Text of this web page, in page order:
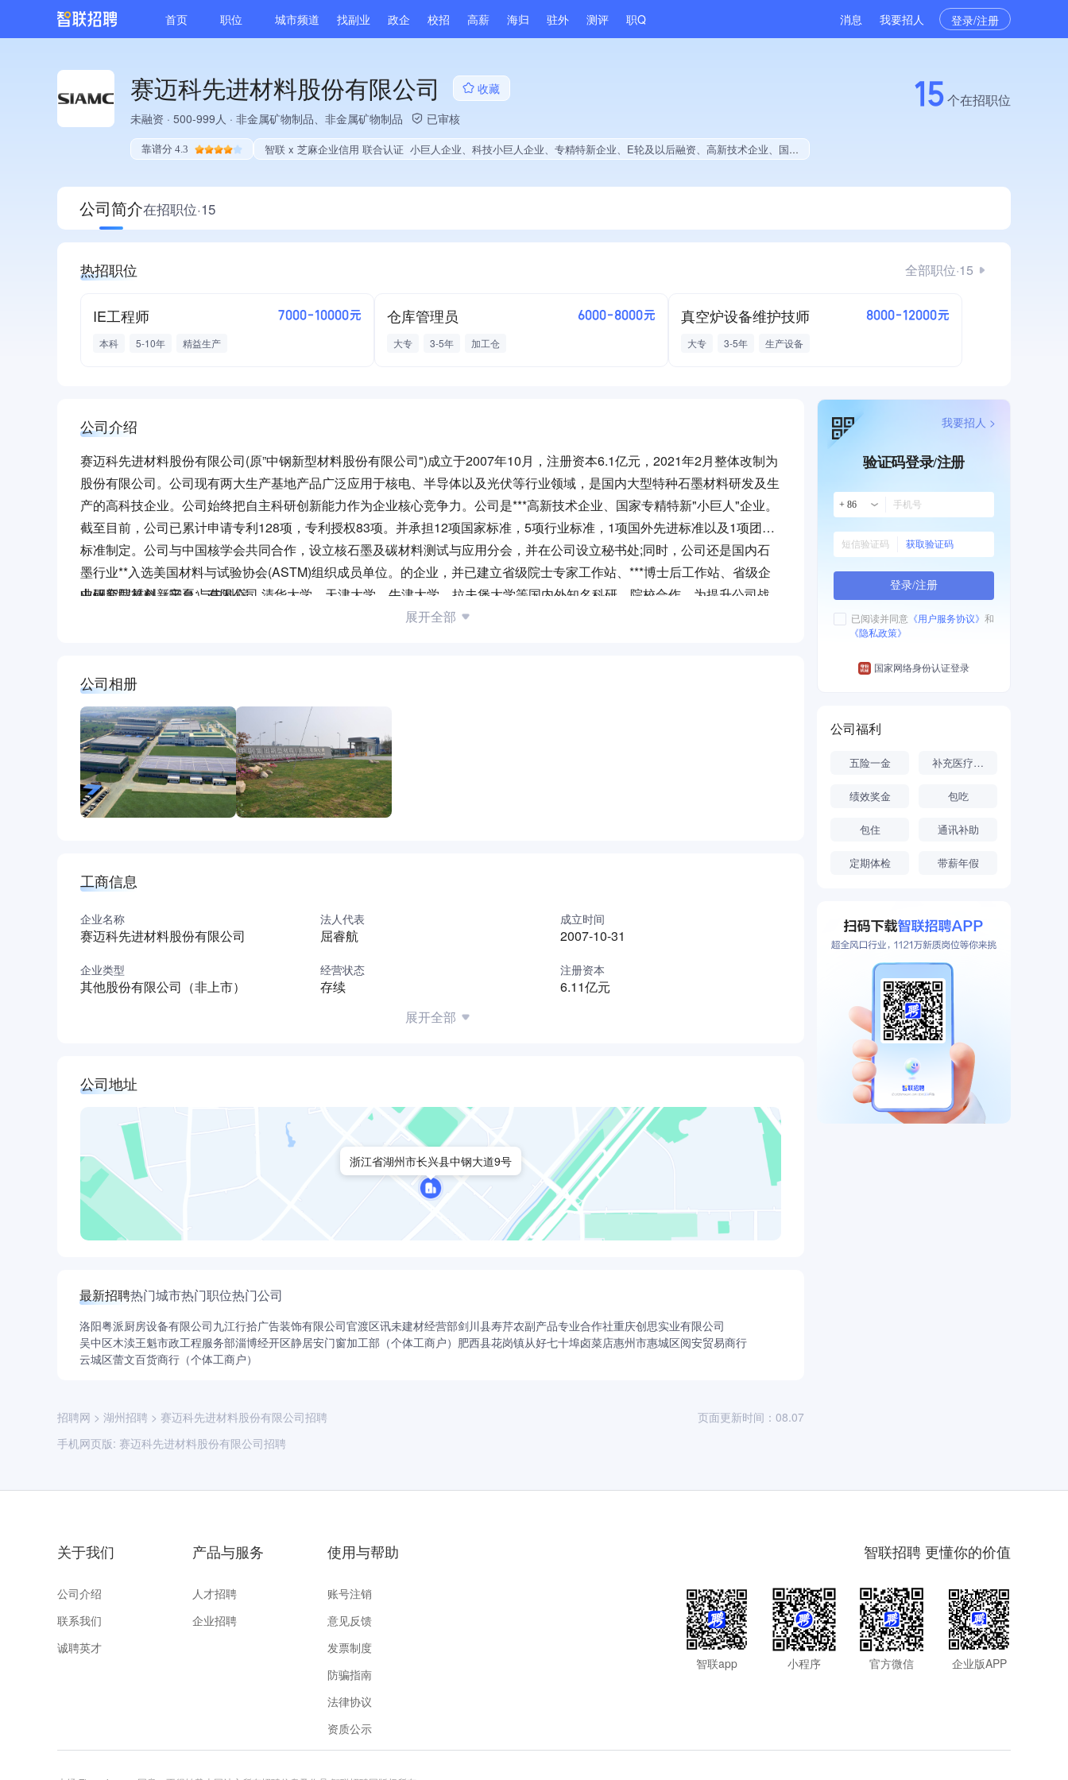
首页 职位 城市频道 找副业 政企 校招 高薪 海归 驻外 测评 职Q 消息 我要招人 登录/注册
赛迈科先进材料股份有限公司
收藏
未融资 · 500-999人 · 非金属矿物制品、非金属矿物制品 已审核
靠谱分 4.3 智联 x 芝麻企业信用 联合认证 小巨人企业、科技小巨人企业、专精特新企业、E轮及以后融资、高新技术企业、国企供应商、战略性新兴领域创新能力、市县级政府引导基金投资、绝对控股3家公司、薪资水平全省同行前20%、旗下品牌同行前15%、A级纳税人、多产业布局、拥有节能环保技术、拥有自主品牌、拥有高价值专利、专利授权量同领域前500、技术布局行业领先、拥有绿色低碳技术、经营年限全国同行前15%、权威管理体系认证、大学生就业贡献、拥有绿色资质、拥有工艺创新能力
15个在招职位
公司简介在招职位·15
热招职位 全部职位·15
IE工程师 7000-10000元
本科 5-10年 精益生产
仓库管理员 6000-8000元
大专 3-5年 加工仓
真空炉设备维护技师 8000-12000元
大专 3-5年 生产设备
公司介绍
赛迈科先进材料股份有限公司(原”中钢新型材料股份有限公司")成立于2007年10月，注册资本6.1亿元，2021年2月整体改制为
股份有限公司。公司现有两大生产基地产品广泛应用于核电、半导体以及光伏等行业领域，是国内大型特种石墨材料研发及生
产的高科技企业。公司始终把自主科研创新能力作为企业核心竞争力。公司是***高新技术企业、国家专精特新"小巨人"企业。
截至目前，公司已累计申请专利128项，专利授权83项。并承担12项国家标准，5项行业标准，1项国外先进标准以及1项团体
标准制定。公司与中国核学会共同合作，设立核石墨及碳材料测试与应用分会，并在公司设立秘书处;同时，公司还是国内石
墨行业**入选美国材料与试验协会(ASTM)组织成员单位。的企业，并已建立省级院士专家工作站、***博士后工作站、省级企
业研究院等创新平台:与中科院，清华大学，天津大学，牛津大学，拉夫堡大学等国内外知名科研。院校合作，为提升公司战
中钢新型材料（宁夏）有限公司
成后公司产品将广泛应用于光伏、半导体以及核电等重点风口行业领域，是助力国家“碳达峰、碳中和”国家战略的核心材料。
公司按照智慧、绿色的建设理念，以现代化、节能减排、循环经济的生产要求，依托宁夏回族自治区发展规划及新材料产业发
展指南等相关政策，结合市场发展，确定合理生产规模；通过工业技术与信息技术的深度融合，实现全过程数字化、智能化管
理，全面提升企业的核心竞争力，为公司具备与国际同类先进企业竞争夯实基础；凭借公司总部领先的研发实力、深厚的技术
底蕴以及精细化的管理，采用国际先进工艺技术、工艺设备，力将公司建设成为具有国际一流水准的高品质、大规格的特种石
墨材料生产基地。中钢新型材料（宁夏）有限公司
企业简介
中钢新型材料（宁夏）有限公司（以下简称“公司”）是中钢新型材料股份有限公司（以下简称“总部”）的全资子公司，成立于
公司按照智慧、绿色的建设理念，以现代化、节能减排、循环经济的生产要求，依托宁夏回族自治区发展规划及新材料产业发
理，全面提升企业的核心竞争力，为公司具备与国际同类先进企业竞争夯实基础；凭借公司总部领先的研发实力、深厚的技术
墨材料生产基地。
展开全部
公司相册
工商信息
企业名称
赛迈科先进材料股份有限公司
法人代表
屈睿航
成立时间
2007-10-31
企业类型
其他股份有限公司（非上市）
经营状态
存续
注册资本
6.11亿元
展开全部
公司地址
浙江省湖州市长兴县中钢大道9号
最新招聘热门城市热门职位热门公司
洛阳粤派厨房设备有限公司九江行拾广告装饰有限公司官渡区讯未建材经营部剑川县寿芹农副产品专业合作社重庆创思实业有限公司
吴中区木渎王魁市政工程服务部淄博经开区静居安门窗加工部（个体工商户） 肥西县花岗镇从好七十埠卤菜店惠州市惠城区阅安贸易商行
云城区蕾文百货商行（个体工商户）
招聘网 > 湖州招聘 > 赛迈科先进材料股份有限公司招聘
手机网页版: 赛迈科先进材料股份有限公司招聘
页面更新时间：08.07
验证码登录/注册
+ 86
获取验证码
登录/注册
已阅读并同意 《用户服务协议》 和
《隐私政策》
国家网络身份认证登录
我要招人 >
公司福利
五险一金 补充医疗保险
绩效奖金 包吃
包住 通讯补助
定期体检 带薪年假
关于我们
公司介绍
联系我们
诚聘英才
产品与服务
人才招聘
企业招聘
使用与帮助
账号注销
意见反馈
发票制度
防骗指南
法律协议
资质公示
智联招聘 更懂你的价值
智联app 小程序 官方微信 企业版APP